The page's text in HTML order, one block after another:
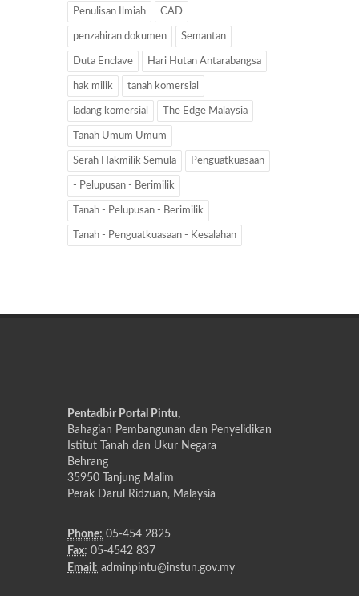
Penulisan Ilmiah CAD
penzahiran dokumen Semantan
Duta Enclave Hari Hutan Antarabangsa
hak milik tanah komersial
ladang komersial The Edge Malaysia
Tanah Umum Umum
Serah Hakmilik Semula Penguatkuasaan
- Pelupusan - Berimilik
Tanah - Pelupusan - Berimilik
Tanah - Penguatkuasaan - Kesalahan
Pentadbir Portal Pintu,
Bahagian Pembangunan dan Penyelidikan
Istitut Tanah dan Ukur Negara
Behrang
35950 Tanjung Malim
Perak Darul Ridzuan, Malaysia
Phone: 05-454 2825
Fax: 05-4542 837
Email: adminpintu@instun.gov.my